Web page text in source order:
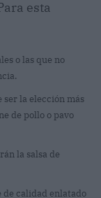
esta
o las que no
ser la elección más
de pollo o pavo
la salsa de
calidad enlatado